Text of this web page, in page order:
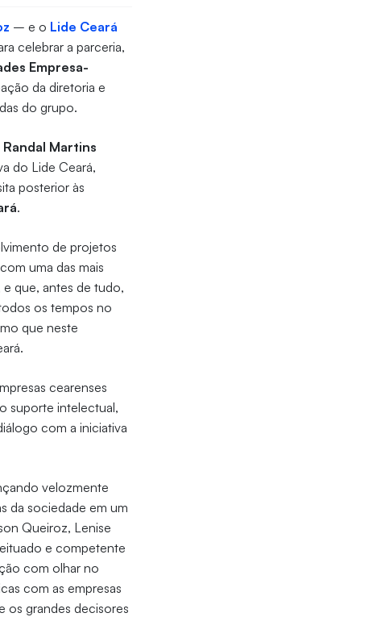
– e o Lide Ceará
celebrar a parceria,
Empresa-
da diretoria e
do grupo.
Randal Martins
do Lide Ceará,
posterior às
.
de projetos
uma das mais
que, antes de tudo,
os tempos no
que neste
cearenses
suporte intelectual,
com a iniciativa
velozmente
da sociedade em um
Queiroz, Lenise
e competente
com olhar no
com as empresas
os grandes decisores